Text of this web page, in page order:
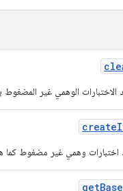
الوهمي غير المضغوط
create
اختبارات وهمي غير مضغوط كما
getBase